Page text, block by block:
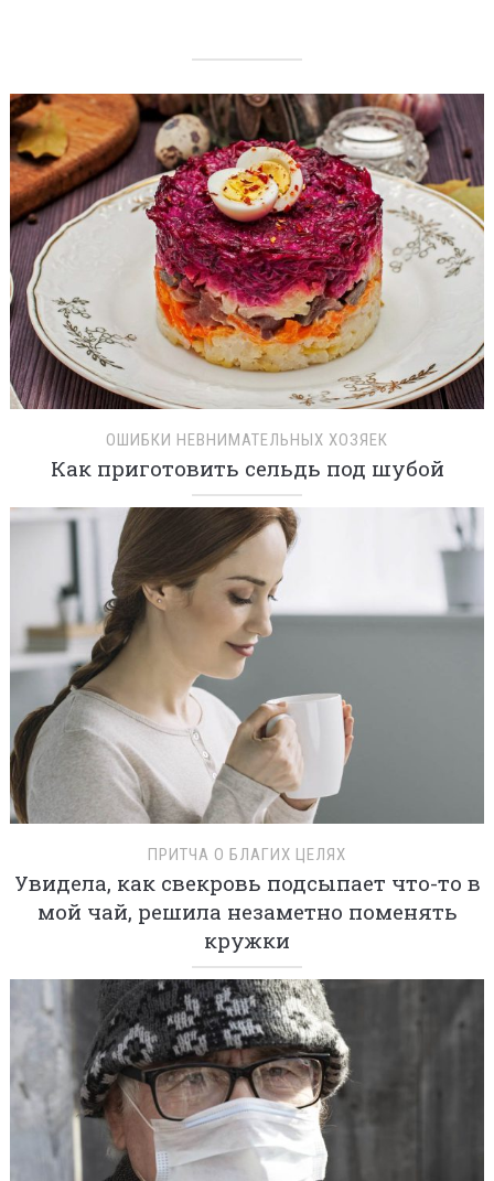
ОШИБКИ НЕВНИМАТЕЛЬНЫХ ХОЗЯЕК
Как приготовить сельдь под шубой
ПРИТЧА О БЛАГИХ ЦЕЛЯХ
Увидела, как свекровь подсыпает что-то в
мой чай, решила незаметно поменять
кружки